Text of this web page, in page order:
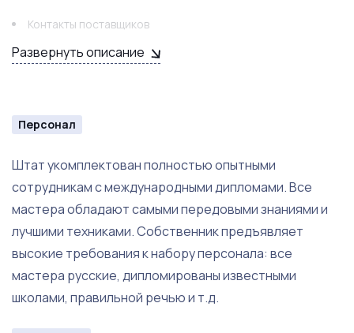
Маникюрные столы
Тележки
Ресепшен
Инструменты
Фрезы
Контакты поставщиков
Клиентский сервис
Удобная транспортная доступность
Развернуть описание
Персонал
Штат укомплектован полностью опытными
сотрудникам с международными дипломами. Все
мастера обладают самыми передовыми знаниями и
лучшими техниками. Собственник предъявляет
высокие требования к набору персонала: все
мастера русские, дипломированы известными
школами, правильной речью и т.д.